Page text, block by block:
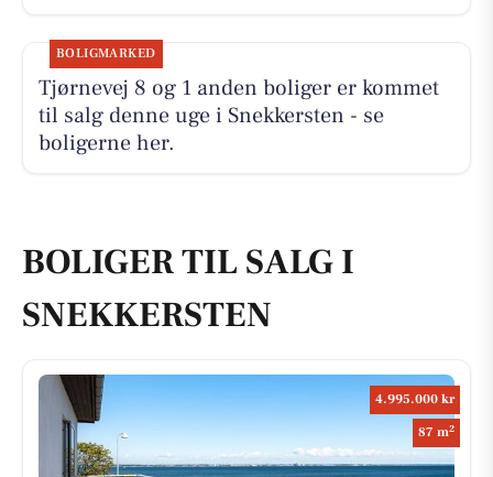
BOLIGMARKED
Tjørnevej 8 og 1 anden boliger er kommet
til salg denne uge i Snekkersten - se
boligerne her.
BOLIGER TIL SALG I
SNEKKERSTEN
4.995.000 kr
87 m2